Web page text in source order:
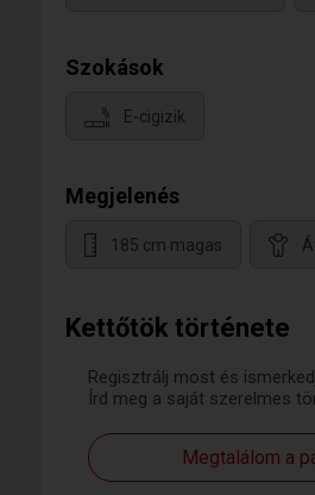
Kettőtök története
Regisztrálj most és
Írd meg a saját szerelmes
Megtalálom a
Szokások
E-cigizik
Megjelenés
185 cm magas